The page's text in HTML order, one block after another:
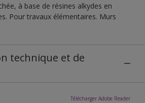
à base de résines alkydes en
Pour travaux élémentaires. Murs
technique et de
Télécharger Adobe Reader